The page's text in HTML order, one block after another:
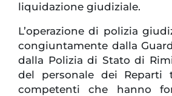
liquidazione giudiziale.
L’operazione di polizia
congiuntamente dalla
dalla Polizia di Stato di
del personale dei Reparti
competenti che hanno